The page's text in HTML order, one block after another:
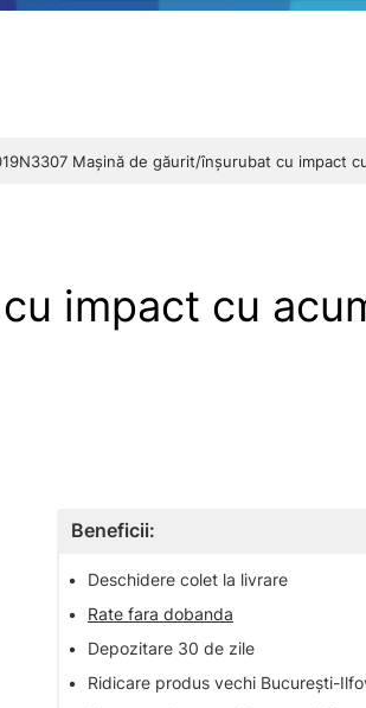
Maşină de găurit/înşurubat cu impact
impact cu
Beneficii:
•
Deschidere colet la livrare
•
Rate fara dobanda
•
Depozitare 30 de zile
•
Ridicare produs vechi București-